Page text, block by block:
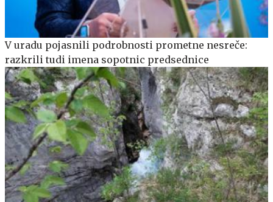
V uradu pojasnili podrobnosti prometne nesreče:
razkrili tudi imena sopotnic predsednice